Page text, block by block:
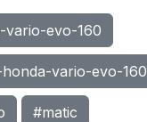
vario-evo-160
vario-evo-160
#matic